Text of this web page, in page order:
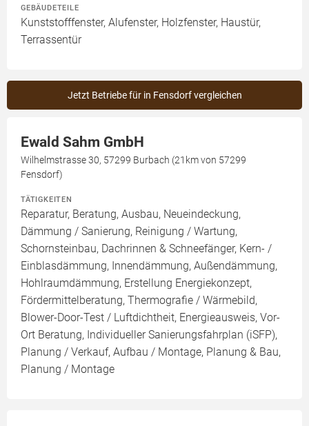
GEBÄUDETEILE
Kunststofffenster, Alufenster, Holzfenster, Haustür,
Terrassentür
Jetzt Betriebe für in Fensdorf vergleichen
Ewald Sahm GmbH
Wilhelmstrasse 30, 57299 Burbach (21km von 57299
Fensdorf)
TÄTIGKEITEN
Reparatur, Beratung, Ausbau, Neueindeckung,
Dämmung / Sanierung, Reinigung / Wartung,
Schornsteinbau, Dachrinnen & Schneefänger, Kern- /
Einblasdämmung, Innendämmung, Außendämmung,
Hohlraumdämmung, Erstellung Energiekonzept,
Fördermittelberatung, Thermografie / Wärmebild,
Blower-Door-Test / Luftdichtheit, Energieausweis, Vor-
Ort Beratung, Individueller Sanierungsfahrplan (iSFP),
Planung / Verkauf, Aufbau / Montage, Planung & Bau,
Planung / Montage